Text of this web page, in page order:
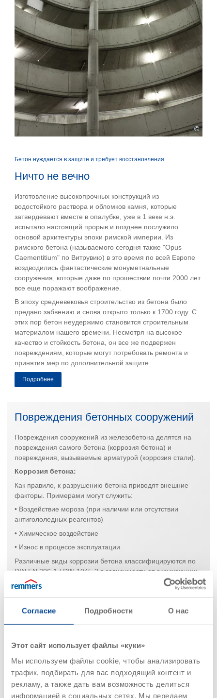
Согласие Подробности О нас
Этот сайт использует файлы «куки»
Мы используем файлы cookie, чтобы анализировать
трафик, подбирать для вас подходящий контент и
рекламу, а также дать вам возможность делиться
информацией в социальных сетях. Мы передаем
©
Бетон нуждается в защите и требует восстановления
Ничто не вечно
Изготовление высокопрочных конструкций из
водостойкого раствора и обломков камня, которые
затвердевают вместе в опалубке, уже в 1 веке н.э.
испытало настоящий прорыв и позднее послужило
основой архитектуры эпохи римской империи. Из
римского бетона (называемого сегодня также "Opus
Caementitium" по Витрувию) в это время по всей Европе
воздводились фантастические монуметнальные
сооружения, которые даже по прошествии почти 2000 лет
все еще поражают воображение.
В эпоху средневековья строительство из бетона было
предано забвению и снова открыто только к 1700 году. С
этих пор бетон неудержимо становится строительным
материалом нашего времени. Несмотря на высокое
качество и стойкость бетона, он все же подвержен
повреждениям, которые могут потребовать ремонта и
принятия мер по дополнительной защите.
Подробнее
Повреждения бетонных сооружений
Повреждения сооружений из железобетона делятся на
повреждения самого бетона (коррозия бетона) и
повреждения, вызываемые арматурой (коррозия стали).
Коррозия бетона:
Как правило, к разрушению бетона приводят внешние
факторы. Примерами могут служить:
• Воздействие мороза (при наличии или отсутствии
антигололедных реагентов)
• Химическое воздействие
• Износ в процессе эксплуатации
Различные виды коррозии бетона классифицируются по
DIN EN 206-1 / DIN 1045-2 в зависимости от окружающих
условий, воздействию которых подвергается бетонная
на поверхности стали образуется микроскопическая
оксидная пленка, которая практически останавливает
растворение железа. Если уровень pH бетона в
хлоридов достигает критического уровня, то